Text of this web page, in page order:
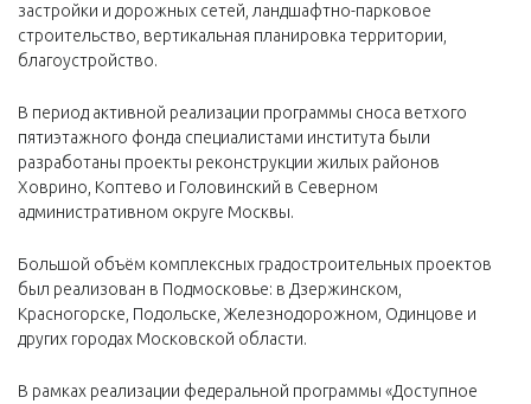
застройки и дорожных сетей, ландшафтно-парковое
строительство, вертикальная планировка территории,
благоустройство.
В период активной реализации программы сноса ветхого
пятиэтажного фонда специалистами института были
разработаны проекты реконструкции жилых районов
Ховрино, Коптево и Головинский в Северном
административном округе Москвы.
Большой объём комплексных градостроительных проектов
был реализован в Подмосковье: в Дзержинском,
Красногорске, Подольске, Железнодорожном, Одинцове и
других городах Московской области.
В рамках реализации федеральной программы «Доступное